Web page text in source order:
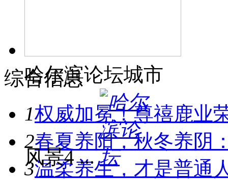
哈尔滨论坛城市
风景4 ...
综合信息
1权威加冕！尊禧鹿业
2春夏养阳，秋冬养阴
3温柔养生，才是普通